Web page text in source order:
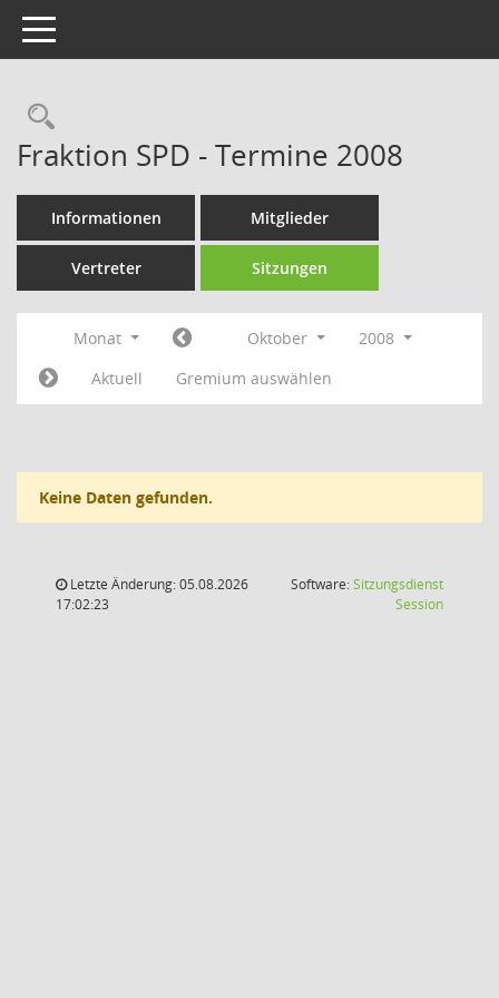
Toggle navigation
Rechercheauswahl
Fraktion SPD - Termine 2008
Informationen Mitglieder
Vertreter Sitzungen
Monat Oktober
2008
Aktuell
Gremium auswählen
Keine Daten gefunden.
Letzte Änderung: 05.08.2026
17:02:23
Software:Sitzungsdienst
Session(Wird in